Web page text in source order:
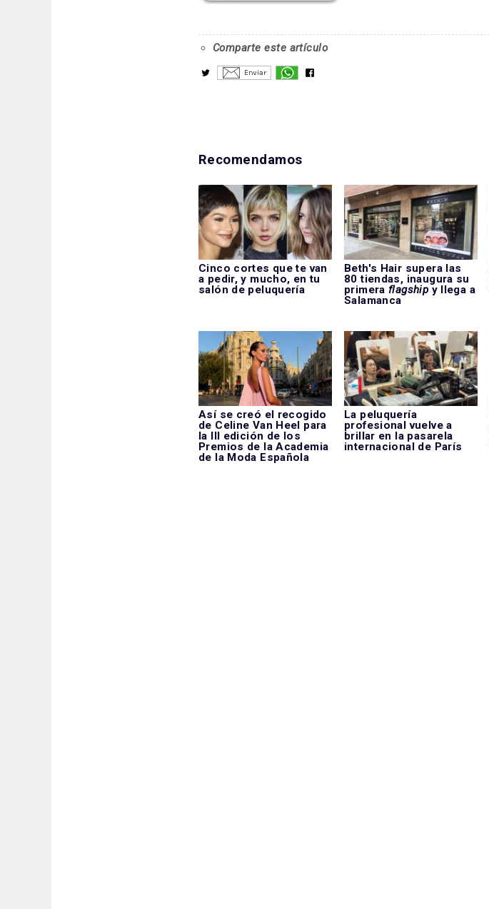
Comparte este artículo
Recomendamos
Cinco cortes que te van
a pedir, y mucho, en tu
salón de peluquería
Beth's Hair supera las
80 tiendas, inaugura su
primeraflagshipy llega a
Salamanca
Así se creó el recogido
de Celine Van Heel para
la III edición de los
Premios de la Academia
de la Moda Española
La peluquería
profesional vuelve a
brillar en la pasarela
internacional de París